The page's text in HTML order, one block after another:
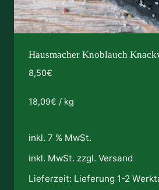
Hausmacher Knoblauch
8,50€
18,09€ / kg
inkl. 7 % MwSt.
inkl. MwSt. zzgl. Versand
Lieferzeit: Lieferung 1-2